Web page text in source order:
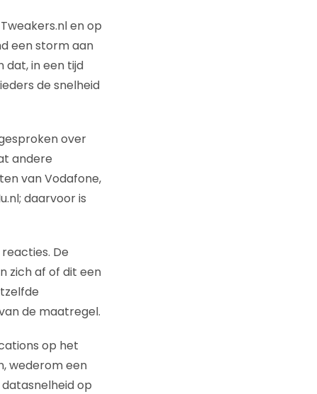
en op
een storm aan
dat, in een tijd
de snelheid
over
andere
van Vodafone,
daarvoor is
De
zich af of dit een
de maatregel.
op het
wederom een
op